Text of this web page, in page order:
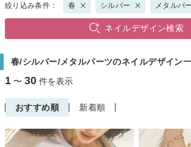
絞り込み条件： 春 シルバー メタルパ
ネイルデザイン検索
春/シルバー/メタルパーツのネイルデザイン
1 〜 30 件を表示
おすすめ順 新着順